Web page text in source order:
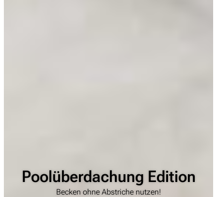
Poolüberdachung Edition
Becken ohne Abstriche nutzen!